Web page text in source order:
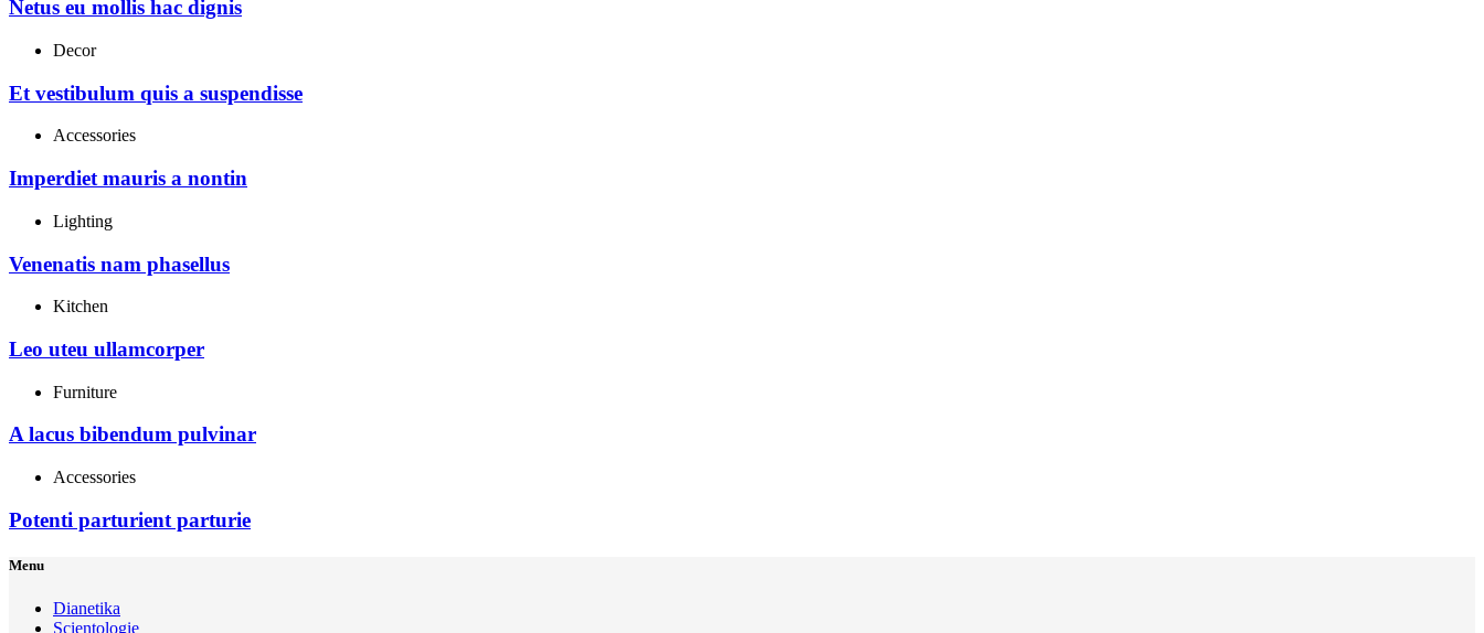
Netus eu mollis hac dignis
Decor
Et vestibulum quis a suspendisse
Accessories
Imperdiet mauris a nontin
Lighting
Venenatis nam phasellus
Kitchen
Leo uteu ullamcorper
Furniture
A lacus bibendum pulvinar
Accessories
Potenti parturient parturie
Menu
Dianetika
Scientologie